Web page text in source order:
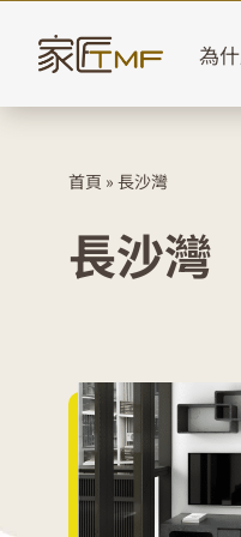
content
為
首頁 »長沙灣
長沙灣